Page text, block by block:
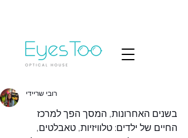
רובי שריידי
בשנים האחרונות, המסך הפך למרכז
החיים של ילדים: טלוויזיות, טאבלטים,